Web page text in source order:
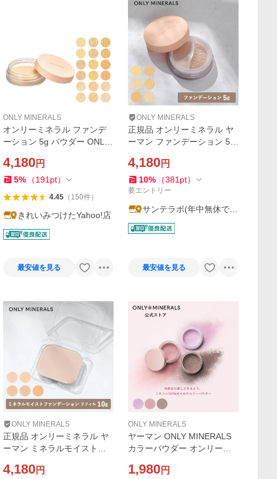
ONLY MINERALS
オンリーミネラル ファンデ
ーション 5g パウダー ONLY
4,180円
5% （191 pt）
4.45（ 150件）
きれいみつけたYahoo!店
最安値を見る
ONLY MINERALS
正規品 オンリーミネラル ヤ
ーマン ファンデーション 5g
7・PA++ ファンデーション 1
2カラー ミネラル100% 石鹸
でオフ 低刺激処方
4,180円
10% （381 pt）
要エントリー
サンテラボ(年中無休で発
送)
最安値を見る
ONLY MINERALS
正規品 オンリーミネラル ヤ
ーマン ミネラルモイストフ
g 全5色 SPF35・PA++++ パ
4,180円
ONLY MINERALS
ヤーマン ONLY MINERALS
カラーパウダー オンリーミ
〈2026SS限定カラー〉 ヤー
1,980円